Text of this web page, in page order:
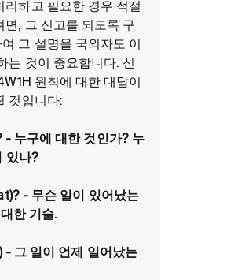
리하고 필요한 경우 적절
면, 그 신고를 되도록 구
그 설명을 국외자도 이
는 것이 중요합니다. 신
원칙에 대한 대답이
것입니다:
- 누구에 대한 것인가? 누
있나?
- 무슨 일이 있어났는
한 기술.
- 그 일이 언제 일어났는